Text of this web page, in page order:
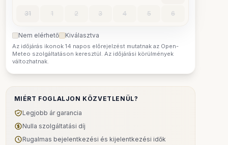
31 1 2 3 4 5 6
Nem elérhető Kiválasztva
Az időjárás ikonok 14 napos előrejelzést mutatnak az Open-
Meteo szolgáltatáson keresztül. Az időjárási körülmények
változhatnak.
MIÉRT FOGLALJON KÖZVETLENÜL?
Legjobb ár garancia
Nulla szolgáltatási díj
Rugalmas bejelentkezési és kijelentkezési idők